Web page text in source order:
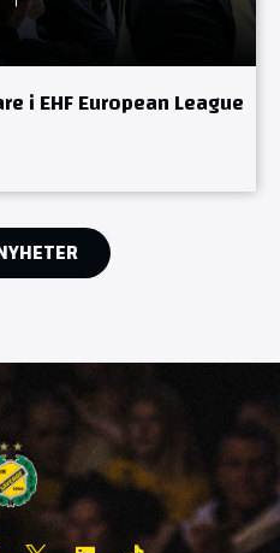
i EHF European League